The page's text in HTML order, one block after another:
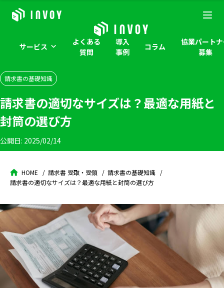
サービス
よくある
質問
導入
事例
コラム
協業パート
募集
請求書の基礎知識
請求書の適切なサイズは？最適な用紙と
封筒の選び方
公開日: 2025/02/14
HOME 請求書 受取・受領
請求書の基礎知識
請求書の適切なサイズは？最適な用紙と封筒の選び方